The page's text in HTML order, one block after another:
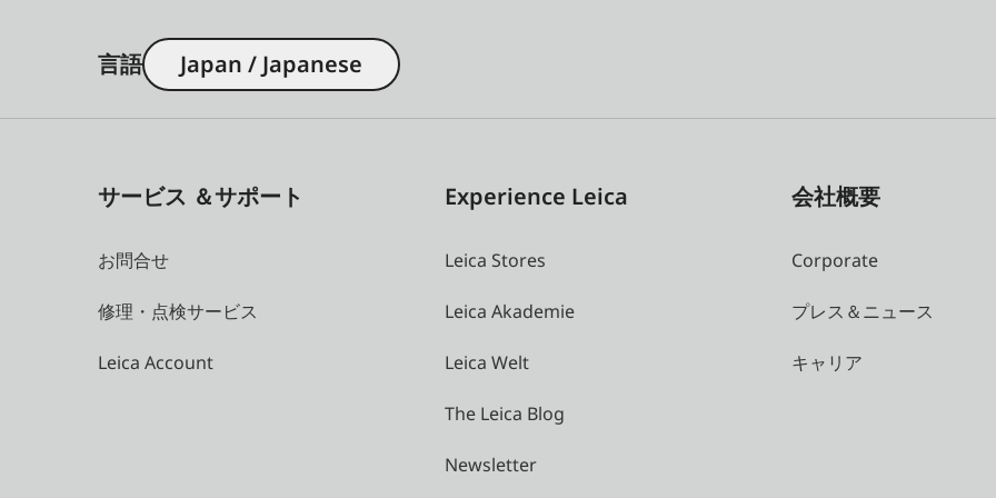
言語 Japan / Japanese
サービス ＆サポート
お問合せ
修理・点検サービス
Leica Account
Experience Leica
Leica Stores
Leica Akademie
Leica Welt
The Leica Blog
Newsletter
会社概要
Corporate
プレス＆ニュース
キャリア